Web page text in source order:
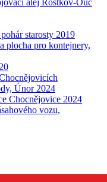
starosty 2019
plocha pro kontejnery,
Únor 2024
Chocnějovice 2024
vozu,